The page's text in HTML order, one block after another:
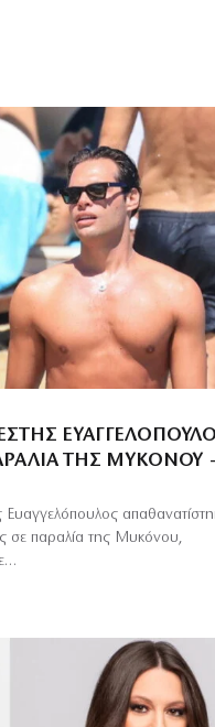
ΤΗΣ ΜΥΚΌΝΟΥ
σε παραλία της Μυκόνου,